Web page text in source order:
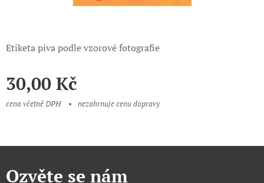
Etiketa piva podle vzorové fotografie
30,00 Kč
cena včetně DPH nezahrnuje cenu dopravy
Ozvěte se nám